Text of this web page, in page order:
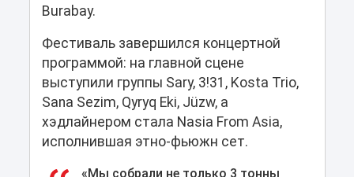
Burabay.
Фестиваль завершился концертной
программой: на главной сцене
выступили группы Sary, 3!31, Kosta Trio,
Sana Sezim, Qyryq Eki, Jüzw, а
хэдлайнером стала Nasia From Asia,
исполнившая этно-фьюжн сет.
«Мы собрали не только 3 тонны